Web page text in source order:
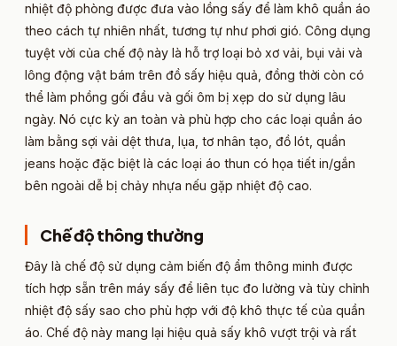
nhiệt độ phòng được đưa vào lồng sấy để làm khô quần áo
theo cách tự nhiên nhất, tương tự như phơi gió. Công dụng
tuyệt vời của chế độ này là hỗ trợ loại bỏ xơ vải, bụi vải và
lông động vật bám trên đồ sấy hiệu quả, đồng thời còn có
thể làm phồng gối đầu và gối ôm bị xẹp do sử dụng lâu
ngày. Nó cực kỳ an toàn và phù hợp cho các loại quần áo
làm bằng sợi vải dệt thưa, lụa, tơ nhân tạo, đồ lót, quần
jeans hoặc đặc biệt là các loại áo thun có họa tiết in/gắn
bên ngoài dễ bị chảy nhựa nếu gặp nhiệt độ cao.
Chế độ thông thường​
Đây là chế độ sử dụng cảm biến độ ẩm thông minh được
tích hợp sẵn trên máy sấy để liên tục đo lường và tùy chỉnh
nhiệt độ sấy sao cho phù hợp với độ khô thực tế của quần
áo. Chế độ này mang lại hiệu quả sấy khô vượt trội và rất